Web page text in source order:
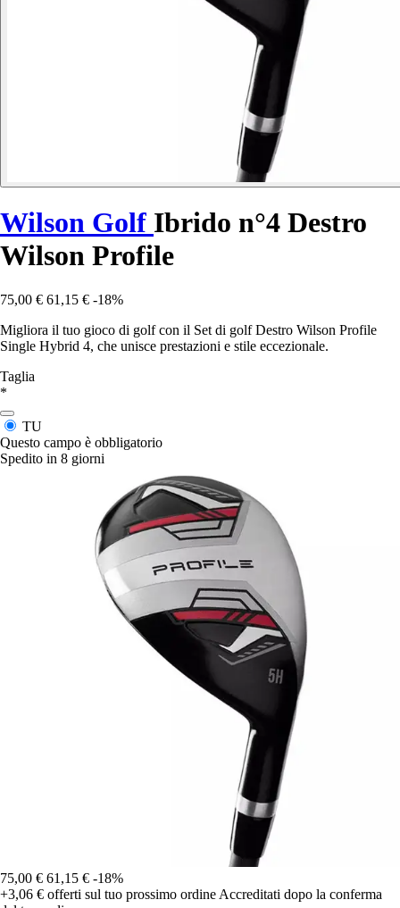
Wilson Golf Ibrido n°4 Destro
Wilson Profile
75,00 € 61,15 € -18%
Migliora il tuo gioco di golf con il Set di golf Destro Wilson Profile
Single Hybrid 4, che unisce prestazioni e stile eccezionale.
Taglia
*
TU
Questo campo è obbligatorio
Spedito in 8 giorni
75,00 € 61,15 € -18%
+3,06 € offerti sul tuo prossimo ordine Accreditati dopo la conferma